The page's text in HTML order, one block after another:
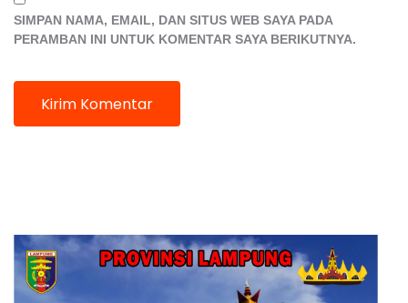
SIMPAN NAMA, EMAIL, DAN SITUS WEB SAYA PADA
PERAMBAN INI UNTUK KOMENTAR SAYA BERIKUTNYA.